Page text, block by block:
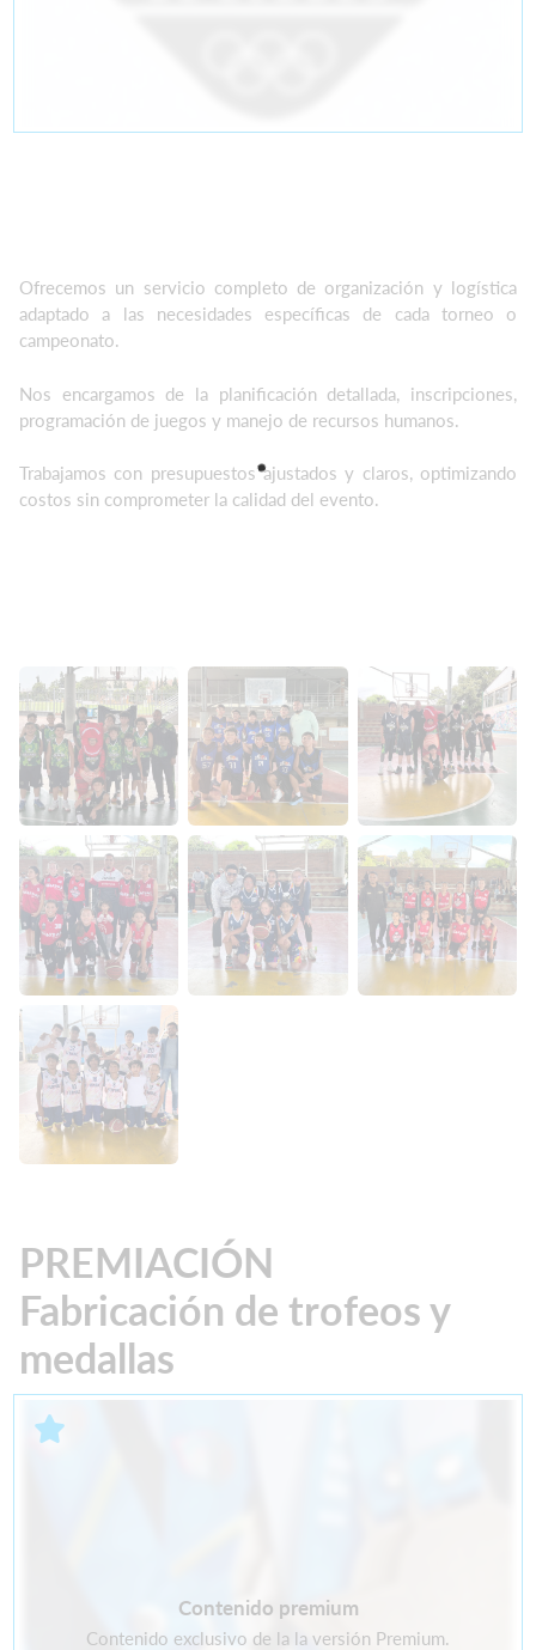
Ofrecemos un servicio completo de organización y logística
adaptado a las necesidades específicas de cada torneo o
campeonato.
Nos encargamos de la planificación detallada, inscripciones,
programación de juegos y manejo de recursos humanos.
Trabajamos con presupuestos ajustados y claros, optimizando
costos sin comprometer la calidad del evento.
PREMIACIÓN
Fabricación de trofeos y
medallas
Contenido premium
Contenido exclusivo de la la versión Premium.